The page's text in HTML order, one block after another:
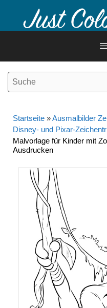
Inhalt
Startseite »Ausmalbilder
Disney- und Pixar-
Malvorlage für Kinder mit
Ausdrucken